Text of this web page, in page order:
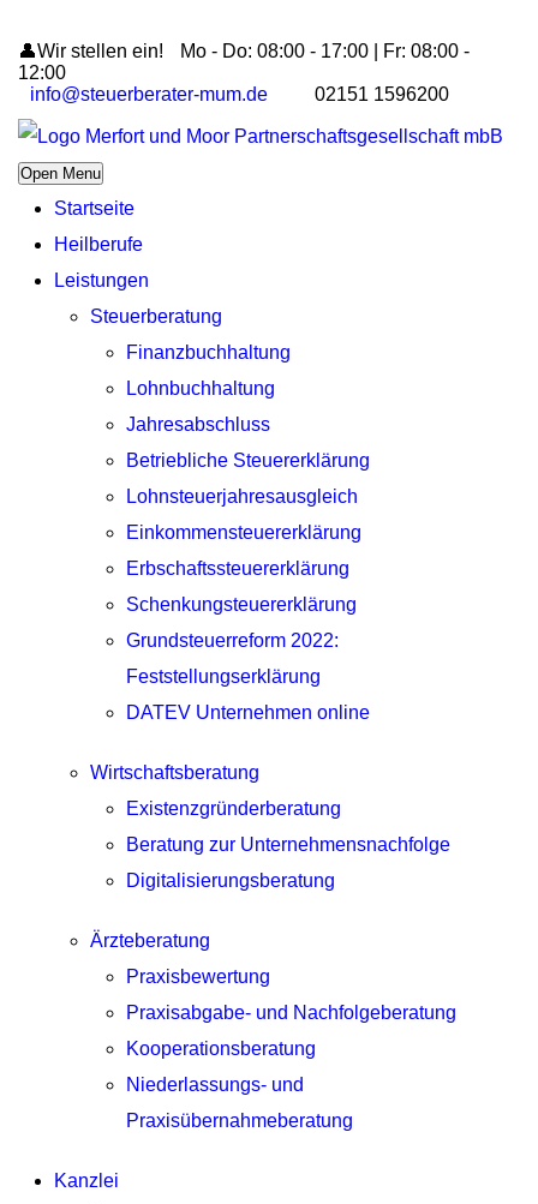
👤Wir stellen ein!
Mo - Do: 08:00 - 17:00 | Fr: 08:00 -
12:00
info@steuerberater-mum.de
02151 1596200
Open Menu
Startseite
Heilberufe
Leistungen
Steuerberatung
Finanzbuchhaltung
Lohnbuchhaltung
Jahresabschluss
Betriebliche Steuererklärung
Lohnsteuerjahresausgleich
Einkommensteuererklärung
Erbschaftssteuererklärung
Schenkungsteuererklärung
Grundsteuerreform 2022:
Feststellungserklärung
DATEV Unternehmen online
Wirtschaftsberatung
Existenzgründerberatung
Beratung zur Unternehmensnachfolge
Digitalisierungsberatung
Ärzteberatung
Praxisbewertung
Praxisabgabe- und Nachfolgeberatung
Kooperationsberatung
Niederlassungs- und
Praxisübernahmeberatung
Kanzlei